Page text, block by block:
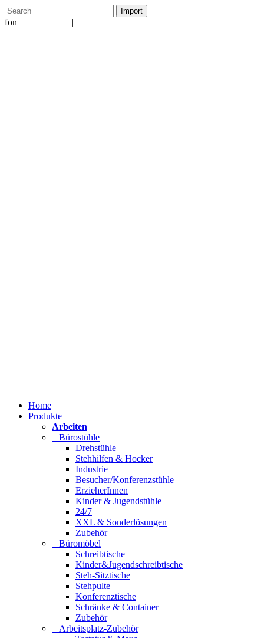
fon |
Home
Produkte
Arbeiten
Bürostühle
Drehstühle
Stehhilfen & Hocker
Industrie
Besucher/Konferenzstühle
ErzieherInnen
Kinder & Jugendstühle
24/7
XXL & Sonderlösungen
Zubehör
Büromöbel
Schreibtische
Kinder&Jugendschreibtische
Steh-Sitztische
Stehpulte
Konferenztische
Schränke & Container
Zubehör
Arbeitsplatz-Zubehör